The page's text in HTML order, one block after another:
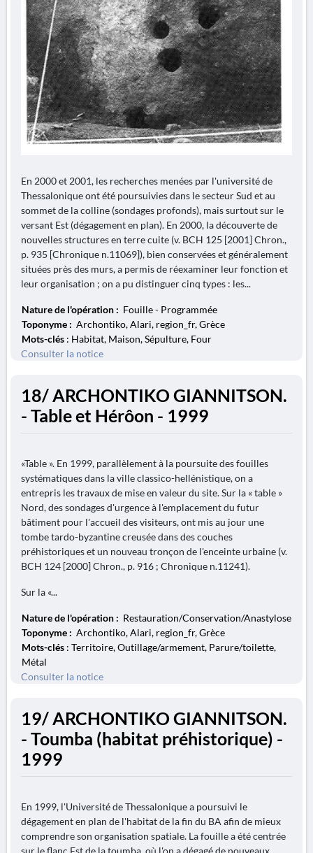
En 2000 et 2001, les recherches menées par l'université de
Thessalonique ont été poursuivies dans le secteur Sud et au
sommet de la colline (sondages profonds), mais surtout sur le
versant Est (dégagement en plan). En 2000, la découverte de
nouvelles structures en terre cuite (v. BCH 125 [2001] Chron.,
p. 935 [Chronique n.11069]), bien conservées et généralement
situées près des murs, a permis de réexaminer leur fonction et
leur organisation ; on a pu distinguer cinq types : les...
Nature de l'opération : Fouille - Programmée
Toponyme : Archontiko, Alari, region_fr, Grèce
Mots-clés : Habitat, Maison, Sépulture, Four
Consulter la notice
18/ ARCHONTIKO GIANNITSON.
- Table et Hérôon - 1999
«Table ». En 1999, parallèlement à la poursuite des fouilles
systématiques dans la ville classico-hellénistique, on a
entrepris les travaux de mise en valeur du site. Sur la « table »
Nord, des sondages d'urgence à l'emplacement du futur
bâtiment pour l'accueil des visiteurs, ont mis au jour une
tombe tardo-byzantine creusée dans des couches
préhistoriques et un nouveau tronçon de l'enceinte urbaine (v.
BCH 124 [2000] Chron., p. 916 ; Chronique n.11241).
Sur la «...
Nature de l'opération : Restauration/Conservation/Anastylose
Toponyme : Archontiko, Alari, region_fr, Grèce
Mots-clés : Territoire, Outillage/armement, Parure/toilette,
Métal
Consulter la notice
19/ ARCHONTIKO GIANNITSON.
- Toumba (habitat préhistorique) -
1999
En 1999, l'Université de Thessalonique a poursuivi le
dégagement en plan de l'habitat de la fin du BA afin de mieux
comprendre son organisation spatiale. La fouille a été centrée
sur le flanc Est de la toumba, où l'on a dégagé de nouveaux